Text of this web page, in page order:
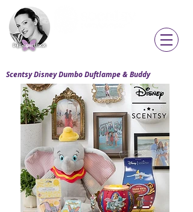
Scentsy Disney Dumbo Duftlampe & Buddy